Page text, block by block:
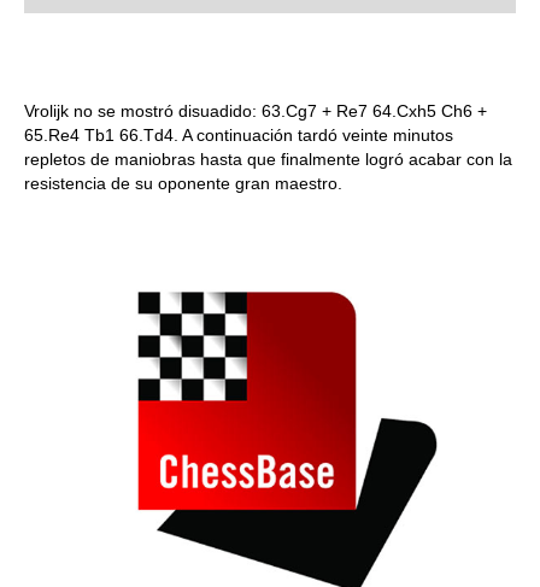
Vrolijk no se mostró disuadido: 63.Cg7 + Re7 64.Cxh5 Ch6 +
65.Re4 Tb1 66.Td4. A continuación tardó veinte minutos
repletos de maniobras hasta que finalmente logró acabar con la
resistencia de su oponente gran maestro.